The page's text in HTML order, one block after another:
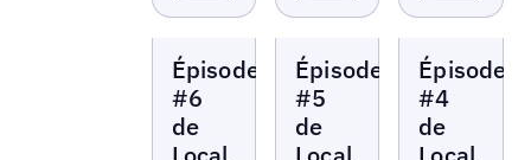
Local
Marketing
Beat
Épisode
#6
de
Marketing
Beat
Épisode
#5
de
Marketing
Beat
Épisode
#4
de